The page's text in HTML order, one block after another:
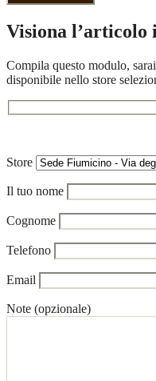
Visiona l’articolo
Compila questo modulo,
disponibile nello store
Store
Il tuo nome
Cognome
Telefono
Email
Note (opzionale)